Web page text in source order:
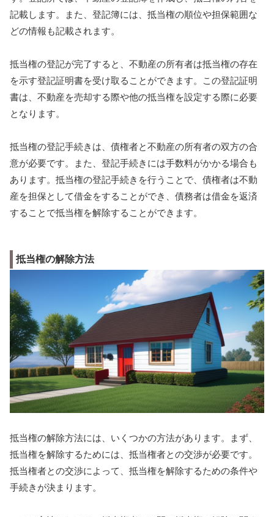
記載します。また、登記簿には、抵当権の順位や担保範囲な
どの情報も記載されます。
抵当権の登記が完了すると、不動産の所有者は抵当権の存在
を示す登記証明書を受け取ることができます。この登記証明
書は、不動産を売却する際や他の抵当権を設定する際に必要
となります。
抵当権の登記手続きは、債権者と不動産の所有者の双方の合
意が必要です。また、登記手続きには手数料がかかる場合も
あります。抵当権の登記手続きを行うことで、債権者は不動
産を担保として借金をすることができ、債務者は借金を返済
することで抵当権を解除することができます。
抵当権の解除方法
抵当権の解除方法には、いくつかの方法があります。まず、
抵当権を解除するためには、抵当権者との交渉が必要です。
抵当権者との交渉によって、抵当権を解除するための条件や
手続きが決まります。